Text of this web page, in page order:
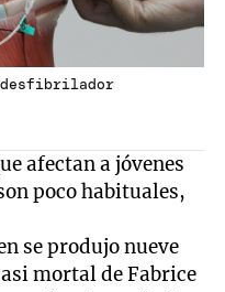
desfibrilador
afectan a jóvenes
poco habituales,
se produjo nueve
mortal de Fabrice